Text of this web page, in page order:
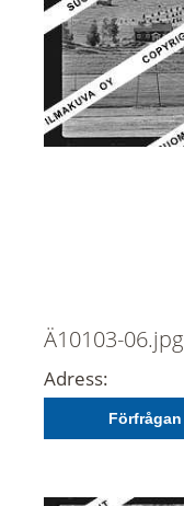
Ä10103-06.jpg
Adress:
Förfrågan